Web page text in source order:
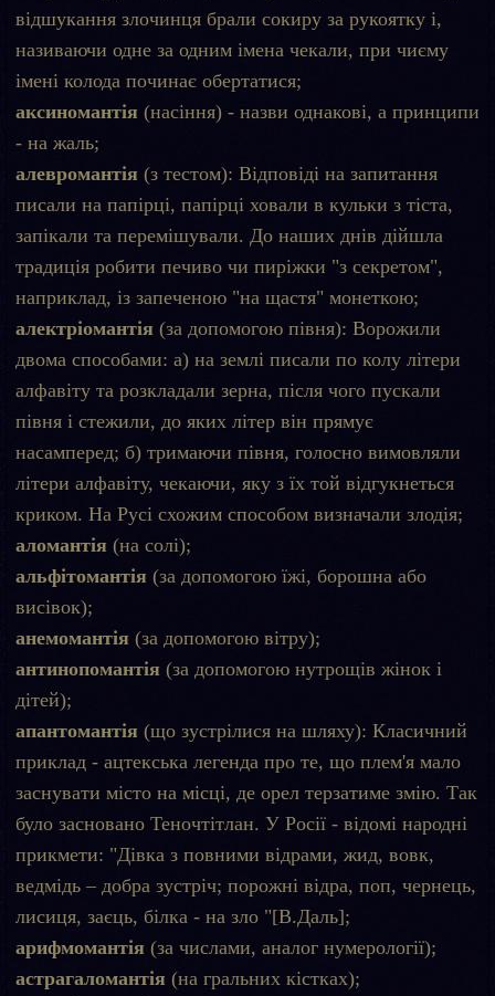
відшукання злочинця брали сокиру за рукоятку і,
називаючи одне за одним імена чекали, при чиєму
імені колода починає обертатися;
аксиномантія (насіння) - назви однакові, а принципи
- на жаль;
алевромантія (з тестом): Відповіді на запитання
писали на папірці, папірці ховали в кульки з тіста,
запікали та перемішували. До наших днів дійшла
традиція робити печиво чи пиріжки "з секретом",
наприклад, із запеченою "на щастя" монеткою;
алектріомантія (за допомогою півня): Ворожили
двома способами: а) на землі писали по колу літери
алфавіту та розкладали зерна, після чого пускали
півня і стежили, до яких літер він прямує
насамперед; б) тримаючи півня, голосно вимовляли
літери алфавіту, чекаючи, яку з їх той відгукнеться
криком. На Русі схожим способом визначали злодія;
аломантія (на солі);
альфітомантія (за допомогою їжі, борошна або
висівок);
анемомантія (за допомогою вітру);
антинопомантія (за допомогою нутрощів жінок і
дітей);
апантомантія (що зустрілися на шляху): Класичний
приклад - ацтекська легенда про те, що плем'я мало
заснувати місто на місці, де орел терзатиме змію. Так
було засновано Теночтітлан. У Росії - відомі народні
прикмети: "Дівка з повними відрами, жид, вовк,
ведмідь – добра зустріч; порожні відра, поп, чернець,
лисиця, заєць, білка - на зло "[В.Даль];
арифмомантія (за числами, аналог нумерології);
астрагаломантія (на гральних кістках);